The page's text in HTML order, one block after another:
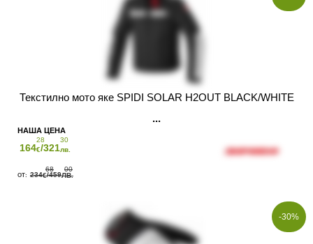
Текстилно мото яке SPIDI SOLAR H2OUT BLACK/WHITE
164
28
€/321
30
лв.
234
68
€/459
00
ЛВ.
-30%